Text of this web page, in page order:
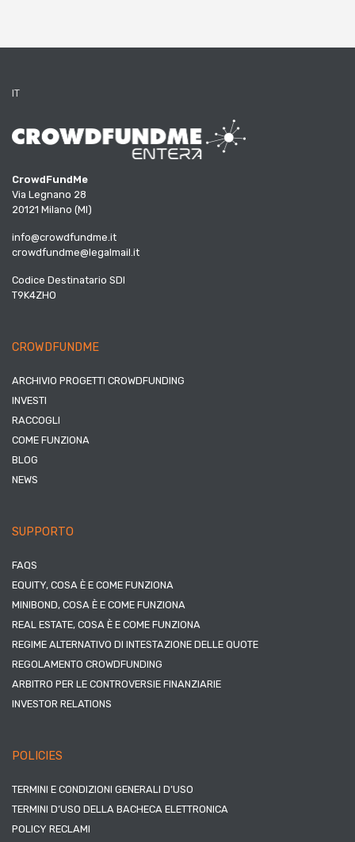
IT
CrowdFundMe
Via Legnano 28
20121 Milano (MI)
info@crowdfundme.it
crowdfundme@legalmail.it
Codice Destinatario SDI
T9K4ZHO
CROWDFUNDME
ARCHIVIO PROGETTI CROWDFUNDING
INVESTI
RACCOGLI
COME FUNZIONA
BLOG
NEWS
SUPPORTO
FAQS
EQUITY, COSA È E COME FUNZIONA
MINIBOND, COSA È E COME FUNZIONA
REAL ESTATE, COSA È E COME FUNZIONA
REGIME ALTERNATIVO DI INTESTAZIONE DELLE QUOTE
REGOLAMENTO CROWDFUNDING
ARBITRO PER LE CONTROVERSIE FINANZIARIE
INVESTOR RELATIONS
POLICIES
TERMINI E CONDIZIONI GENERALI D’USO
TERMINI D’USO DELLA BACHECA ELETTRONICA
POLICY RECLAMI